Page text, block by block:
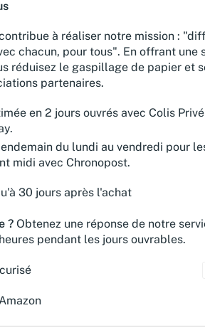
à réaliser notre mission :
chacun, pour tous". En offrant une
réduisez le gaspillage de papier et
partenaires.
en 2 jours ouvrés avec Colis
du lundi au vendredi pour
midi avec Chronopost.
30 jours après l'achat
? Obtenez une réponse de notre
pendant les jours ouvrables.